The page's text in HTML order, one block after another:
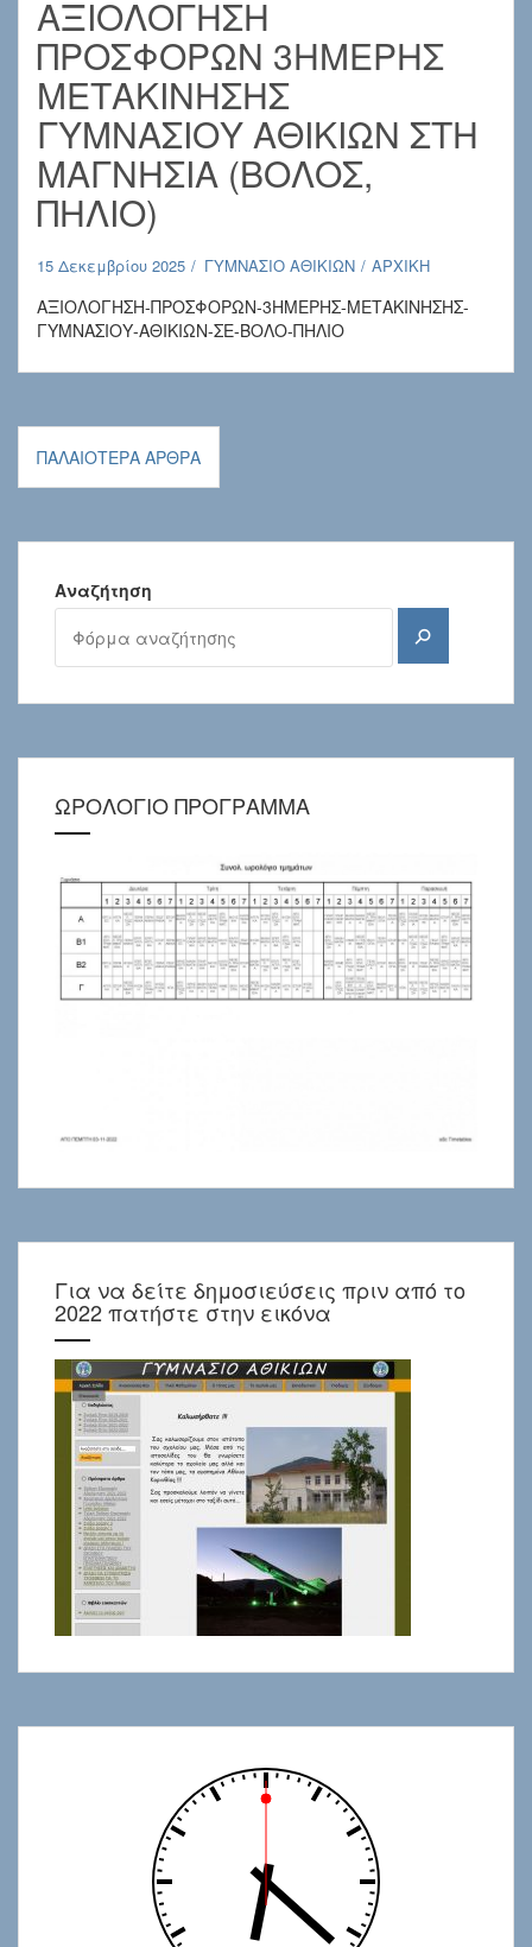
ΑΞΙΟΛΟΓΗΣΗ
ΠΡΟΣΦΟΡΩΝ 3ΗΜΕΡΗΣ
ΜΕΤΑΚΙΝΗΣΗΣ
ΓΥΜΝΑΣΙΟΥ ΑΘΙΚΙΩΝ ΣΤΗ
ΜΑΓΝΗΣΙΑ (ΒΟΛΟΣ,
ΠΗΛΙΟ)
15 Δεκεμβρίου 2025 ΓΥΜΝΑΣΙΟ ΑΘΙΚΙΩΝ ΑΡΧΙΚΗ
ΑΞΙΟΛΟΓΗΣΗ-ΠΡΟΣΦΟΡΩΝ-3ΗΜΕΡΗΣ-ΜΕΤΑΚΙΝΗΣΗΣ-
ΓΥΜΝΑΣΙΟΥ-ΑΘΙΚΙΩΝ-ΣΕ-ΒΟΛΟ-ΠΗΛΙΟ
Πλοήγηση
άρθρων
ΠΑΛΑΙΌΤΕΡΑ ΆΡΘΡΑ
Αναζήτηση
Αναζήτηση
ΩΡΟΛΟΓΙΟ ΠΡΟΓΡΑΜΜΑ
Για να δείτε δημοσιεύσεις πριν από το
2022 πατήστε στην εικόνα